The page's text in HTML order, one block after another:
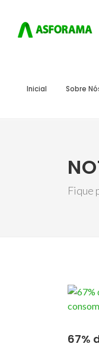
Inicial Sobre
Fique
67%